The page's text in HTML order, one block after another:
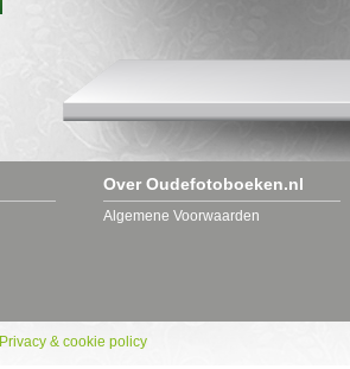
Over Oudefotoboeken.nl
Algemene Voorwaarden
Privacy & cookie policy